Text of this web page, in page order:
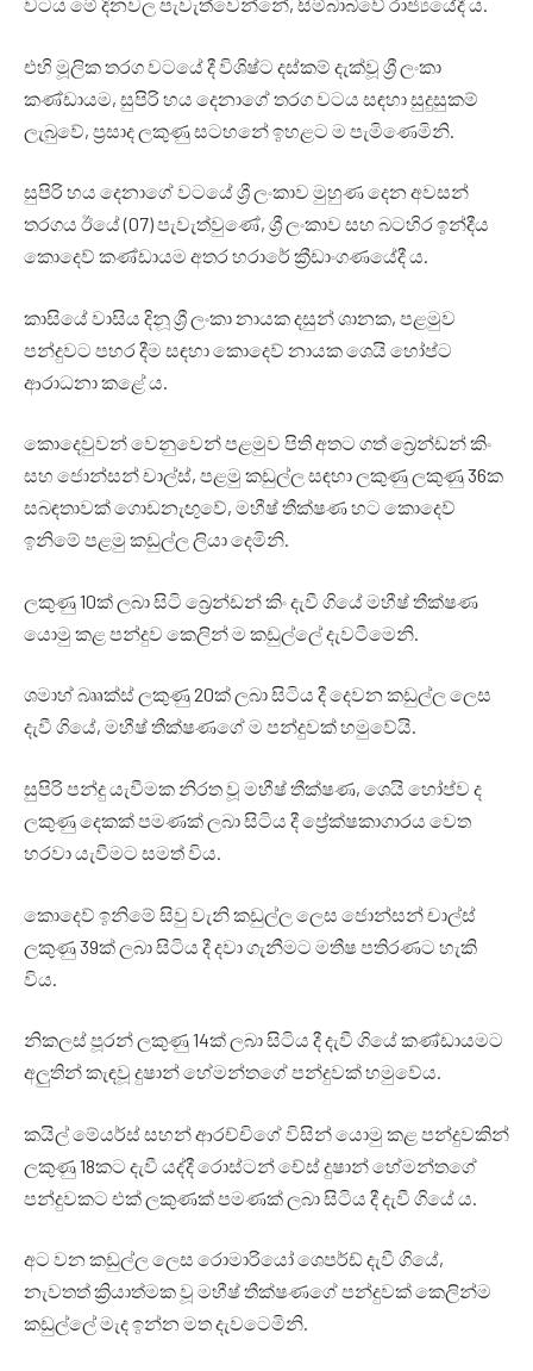
එහි මූලික තරග වටයේ දී විශිෂ්ට දස්කම් දැක්වූ ශ්‍රී ලංකා
කණ්ඩායම, සුපිරි හය දෙනාගේ තරග වටය සඳහා සුදුසුකම්
ලැබුවේ, ප්‍රසාද ලකුණු සටහනේ ඉහළට ම පැමිණෙමිනි.
සුපිරි හය දෙනාගේ වටයේ ශ්‍රී ලංකාව මුහුණ දෙන අවසන්
තරගය ඊයේ (07) පැවැත්වුණේ, ශ්‍රී ලංකාව සහ බටහිර ඉන්දීය
කොදෙව් කණ්ඩායම අතර හරාරේ ක්‍රීඩාංගණයේදී ය.
කාසියේ වාසිය දිනූ ශ්‍රී ලංකා නායක දසුන් ශානක, පළමුව
පන්දුවට පහර දීම සඳහා කොදෙව් නායක ශෙයි හෝප්ට
ආරාධනා කළේ ය.
කොදෙවුවන් වෙනුවෙන් පළමුව පිති අතට ගත් බ්‍රෙන්ඩන් කිං
සහ ජොන්සන් චාල්ස්, පළමු කඩුල්ල සඳහා ලකුණු ලකුණු 36ක
සබඳතාවක් ගොඩනැඟුවේ, මහීෂ් තීක්ෂණ හට කොදෙව්
ඉනිමේ පළමු කඩුල්ල ලියා දෙමිනි.
ලකුණු 10ක් ලබා සිටි බ්‍රෙන්ඩන් කිං දැවී ගියේ මහීෂ් තීක්ෂණ
යොමු කළ පන්දුව කෙලින් ම කඩුල්ලේ දැවටීමෙනි.
ශමාහ් බෲක්ස් ලකුණු 20ක් ලබා සිටිය දී දෙවන කඩුල්ල ලෙස
දැවී ගියේ, මහීෂ් තීක්ෂණගේ ම පන්දුවක් හමුවේයි.
සුපිරි පන්දු යැවීමක නිරත වූ මහීෂ් තීක්ෂණ, ශෙයි හෝප්ව ද
ලකුණු දෙකක් පමණක් ලබා සිටිය දී ප්‍රේක්ෂකාගාරය වෙත
හරවා යැවීමට සමත් විය.
කොදෙව් ඉනිමේ සිවු වැනි කඩුල්ල ලෙස ජොන්සන් චාල්ස්
ලකුණු 39ක් ලබා සිටිය දී දවා ගැනීමට මතීෂ පතිරණට හැකි
විය.
නිකලස් පූරන් ලකුණු 14ක් ලබා සිටිය දී දැවී ගියේ කණ්ඩායමට
අලුතින් කැඳවූ දුෂාන් හේමන්තගේ පන්දුවක් හමුවේය.
කයිල් මේයර්ස් සහන් ආරච්චිගේ විසින් යොමු කළ පන්දුවකින්
ලකුණු 18කට දැවී යද්දී රොස්ටන් චේස් දුෂාන් හේමන්තගේ
පන්දුවකට එක් ලකුණක් පමණක් ලබා සිටිය දී දැවී ගියේ ය.
අට වන කඩුල්ල ලෙස රොමාරියෝ ශෙපර්ඩ් දැවී ගියේ,
නැවතත් ක්‍රියාත්මක වූ මහීෂ් තීක්ෂණගේ පන්දුවක් කෙලින්ම
කඩුල්ලේ මැද ඉන්න මත දැවටෙමිනි.